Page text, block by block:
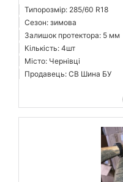
Типорозмір: 285/60 R18
Сезон: зимова
Залишок протектора: 5 мм
Кількість: 4шт
Місто: Чернівці
Продавець: СВ Шина БУ